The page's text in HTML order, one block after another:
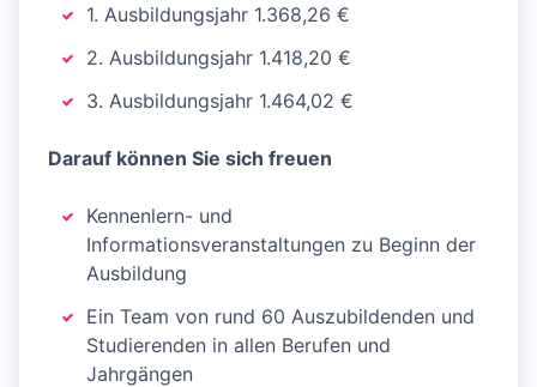
1. Ausbildungsjahr 1.368,26 €
2. Ausbildungsjahr 1.418,20 €
3. Ausbildungsjahr 1.464,02 €
Darauf können Sie sich freuen
Kennenlern- und
Informationsveranstaltungen zu Beginn der
Ausbildung
Ein Team von rund 60 Auszubildenden und
Studierenden in allen Berufen und
Jahrgängen